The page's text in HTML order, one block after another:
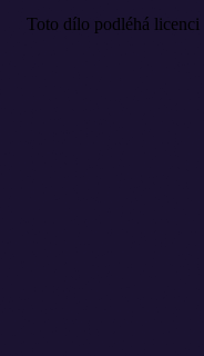
Toto dílo podléhá licenci